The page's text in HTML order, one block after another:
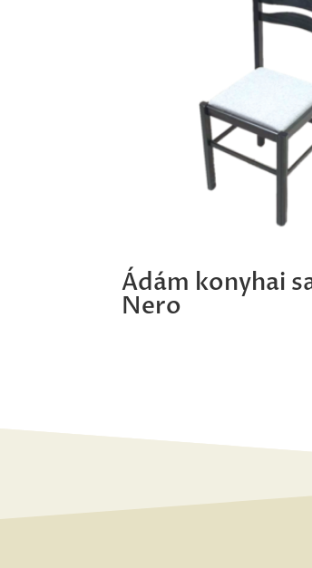
Ádám konyhai
Nero